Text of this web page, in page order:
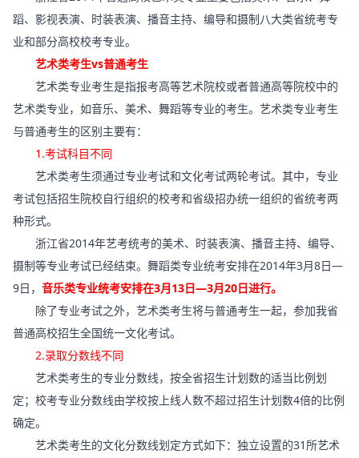
蹈、影视表演、时装表演、播音主持、编导和摄制八大类省统考专
业和部分高校校考专业。
艺术类考生vs普通考生
艺术类专业考生是指报考高等艺术院校或者普通高等院校中的
艺术类专业，如音乐、美术、舞蹈等专业的考生。艺术类专业考生
与普通考生的区别主要有：
1.考试科目不同
艺术类考生须通过专业考试和文化考试两轮考试。其中，专业
考试包括招生院校自行组织的校考和省级招办统一组织的省统考两
种形式。
浙江省2014年艺考统考的美术、时装表演、播音主持、编导、
摄制等专业考试已经结束。舞蹈类专业统考安排在2014年3月8日—
9日， 音乐类专业统考安排在3月13日—3月20日进行。
除了专业考试之外，艺术类考生将与普通考生一起，参加我省
普通高校招生全国统一文化考试。
2.录取分数线不同
艺术类考生的专业分数线，按全省招生计划数的适当比例划
定；校考专业分数线由学校按上线人数不超过招生计划数4倍的比例
确定。
艺术类考生的文化分数线划定方式如下：独立设置的31所艺术